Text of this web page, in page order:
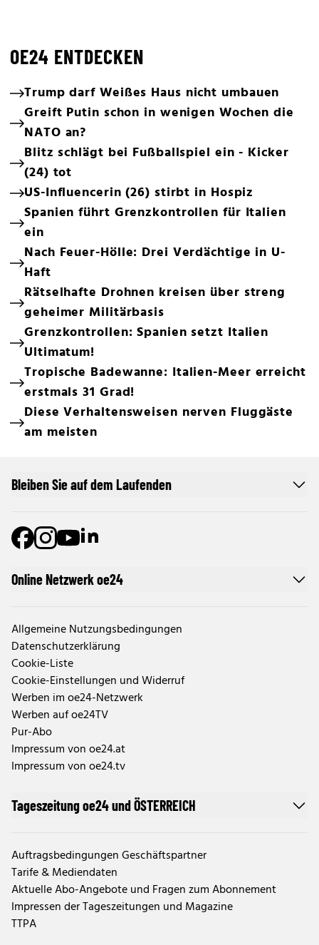
OE24 ENTDECKEN
Trump darf Weißes Haus nicht umbauen
Greift Putin schon in wenigen Wochen die
NATO an?
Blitz schlägt bei Fußballspiel ein - Kicker
(24) tot
US-Influencerin (26) stirbt in Hospiz
Spanien führt Grenzkontrollen für Italien
ein
Nach Feuer-Hölle: Drei Verdächtige in U-
Haft
Rätselhafte Drohnen kreisen über streng
geheimer Militärbasis
Grenzkontrollen: Spanien setzt Italien
Ultimatum!
Tropische Badewanne: Italien-Meer erreicht
erstmals 31 Grad!
Diese Verhaltensweisen nerven Fluggäste
am meisten
Online Netzwerk oe24
Allgemeine Nutzungsbedingungen
Datenschutzerklärung
Cookie-Liste
Cookie-Einstellungen und Widerruf
Werben im oe24-Netzwerk
Werben auf oe24TV
Pur-Abo
Impressum von oe24.at
Impressum von oe24.tv
Tageszeitung oe24 und ÖSTERREICH
Auftragsbedingungen Geschäftspartner
Tarife & Mediendaten
Aktuelle Abo-Angebote und Fragen zum Abonnement
Impressen der Tageszeitungen und Magazine
TTPA
Bleiben Sie auf dem Laufenden